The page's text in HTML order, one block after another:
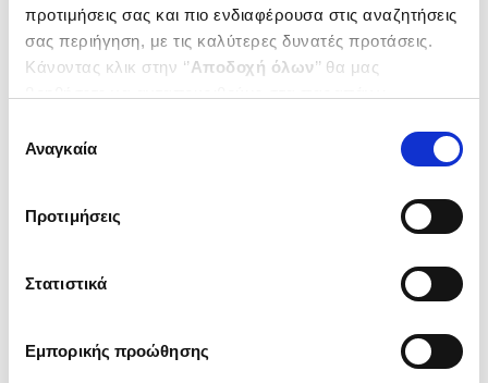
προτιμήσεις σας και πιο ενδιαφέρουσα στις αναζητήσεις
σας περιήγηση, με τις καλύτερες δυνατές προτάσεις.
Κάνοντας κλικ στην ‘’Αποδοχή όλων’’ θα μας
ενδιαφέρουν και να επιλέξετε από τα παρακάτω με την
΄΄και να ενημερωθείτε σχετικά με
συγκατάθεσης
Αναγκαία
Προτιμήσεις
Στατιστικά
Εμπορικής προώθησης